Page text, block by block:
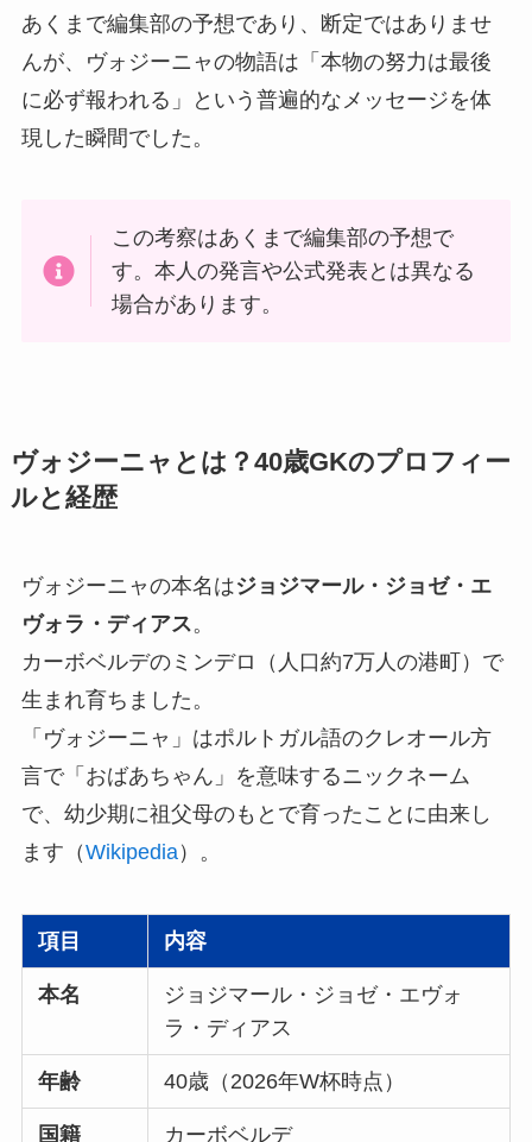
あくまで編集部の予想であり、断定ではありませ
んが、ヴォジーニャの物語は「本物の努力は最後
に必ず報われる」という普遍的なメッセージを体
現した瞬間でした。
この考察はあくまで編集部の予想で
す。本人の発言や公式発表とは異なる
場合があります。
ヴォジーニャとは？40歳GKのプロフィー
ルと経歴
ヴォジーニャの本名はジョジマール・ジョゼ・エ
ヴォラ・ディアス。
カーボベルデのミンデロ（人口約7万人の港町）で
生まれ育ちました。
「ヴォジーニャ」はポルトガル語のクレオール方
言で「おばあちゃん」を意味するニックネーム
で、幼少期に祖父母のもとで育ったことに由来し
ます（Wikipedia）。
項目 内容
本名
ジョジマール・ジョゼ・エヴォ
ラ・ディアス
年齢 40歳（2026年W杯時点）
国籍 カーボベルデ